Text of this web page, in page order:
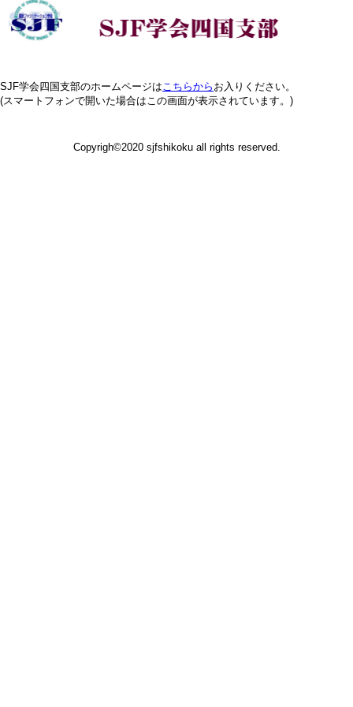
SJF学会四国支部のホームページはこちらから お入りください。
(スマートフォンで開いた場合はこの画面が表示されています。)
Copyrigh©2020 sjfshikoku all rights reserved.